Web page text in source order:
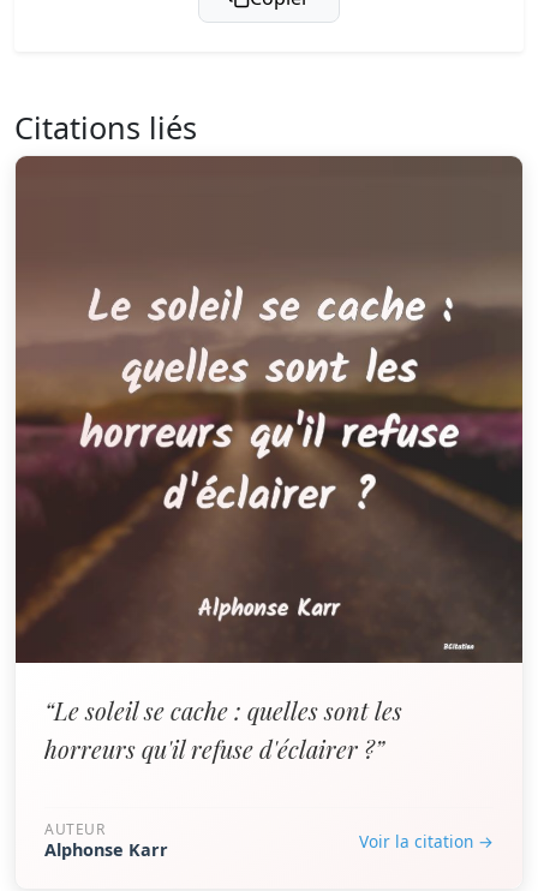
Citations liés
“Le soleil se cache : quelles sont les
horreurs qu'il refuse d'éclairer ?”
AUTEUR
Alphonse Karr Voir la citation →